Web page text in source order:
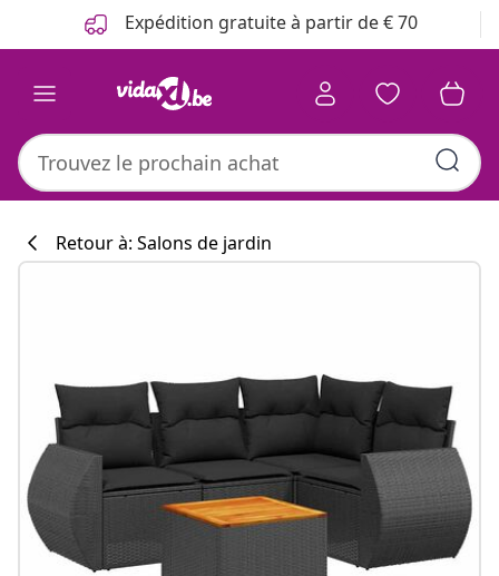
Expédition gratuite à partir de € 70
Retour à: Salons de jardin